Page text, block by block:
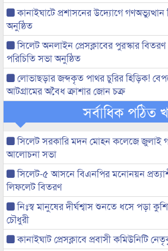
কানাইঘাটে প্রশাসনের উদ্যোগে
অনুষ্ঠিত
সিলেট অনলাইন প্রেসক্লাবের পুরস্কার
পরিচিতি সভা অনুষ্ঠিত
লোভাছড়ার জব্দকৃত পাথর চুরির হিড়িক!
আটগ্রামের অবৈধ ক্রাশার জোন চক্র
সর্বাধিক পঠিত
সিলেট সরকারি মদন মোহন কলেজে জুলাই
আলোচনা সভা
সিলেট-৫ আসনে বিএনপির মনোনয়ন
লিফলেট বিতরণ
নিঃস্ব মানুষের দীর্ঘশ্বাস শুনতে ধসে পড়া
চৌধুরী
কানাইঘাট প্রেসক্লাবে প্রবাসী কমিউনিটি